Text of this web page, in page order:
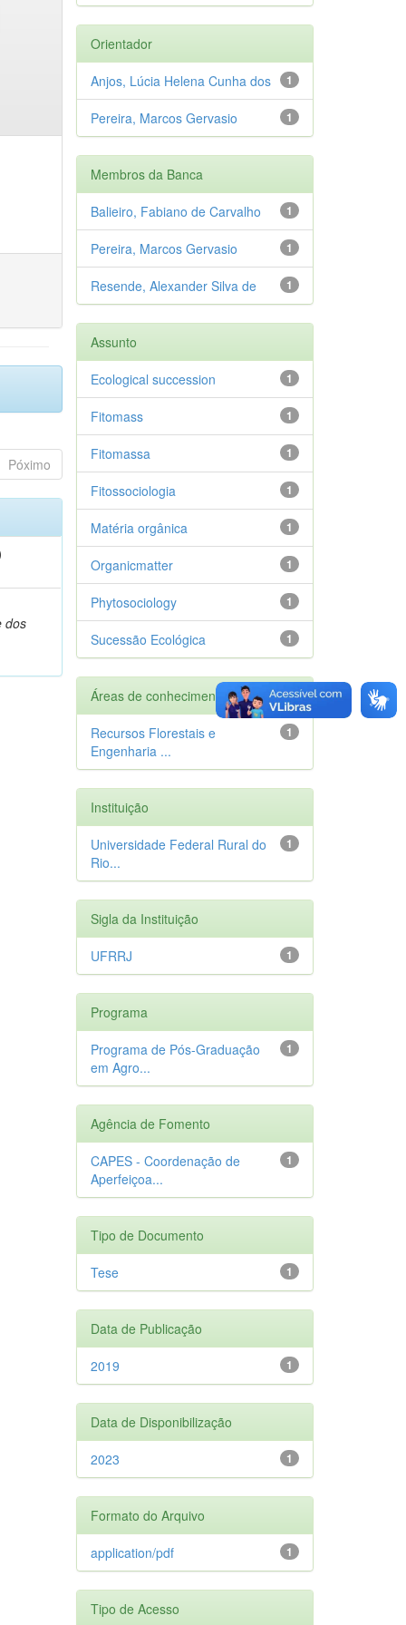
Póximo
dos
Orientador
1
Anjos, Lúcia Helena Cunha dos
1
Pereira, Marcos Gervasio
Membros da Banca
1
Balieiro, Fabiano de Carvalho
1
Pereira, Marcos Gervasio
1
Resende, Alexander Silva de
Assunto
1
Ecological succession
1
Fitomass
1
Fitomassa
1
Fitossociologia
1
Matéria orgânica
1
Organicmatter
1
Phytosociology
1
Sucessão Ecológica
Áreas de conhecimento
1
Recursos Florestais e
Engenharia ...
Instituição
1
Universidade Federal Rural do
Rio...
Sigla da Instituição
1
UFRRJ
Programa
1
Programa de Pós-Graduação
em Agro...
Agência de Fomento
1
CAPES - Coordenação de
Aperfeiçoa...
Tipo de Documento
1
Tese
Data de Publicação
1
2019
Data de Disponibilização
1
2023
Formato do Arquivo
1
application/pdf
Tipo de Acesso